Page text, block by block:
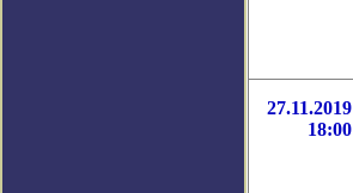
27.11.2019
18:00